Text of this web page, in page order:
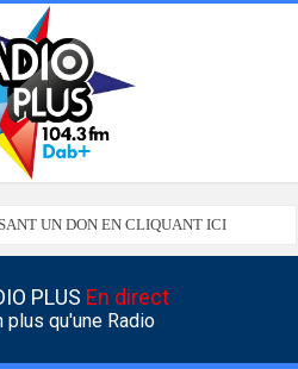
UN DON EN CLIQUANT ICI
PLUS En direct
plus qu'une Radio